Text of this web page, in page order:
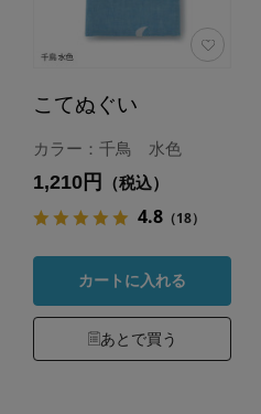
こてぬぐい
カラー：千鳥 水色
1,210円 （税込）
4.8（18）
カートに入れる
あとで買う